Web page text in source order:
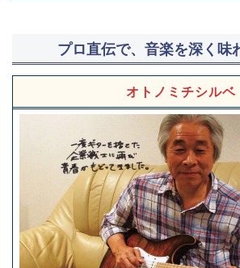
プロ直伝で、音楽を深く味
オトノミチシルベ